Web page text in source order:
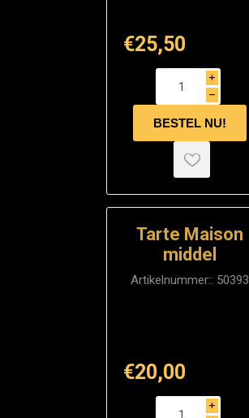
€25,50
i
h
Tarte Maison
middel
Artikelnummer:: 50393
€20,00
i